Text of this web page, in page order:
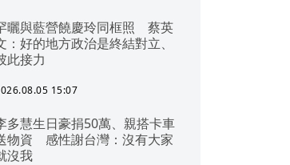
曬與藍營饒慶玲同框照 蔡英
：好的地方政治是終結對立、
此接力
15:07
多慧生日豪捐50萬、親搭卡車
物資 感性謝台灣：沒有大家
沒我